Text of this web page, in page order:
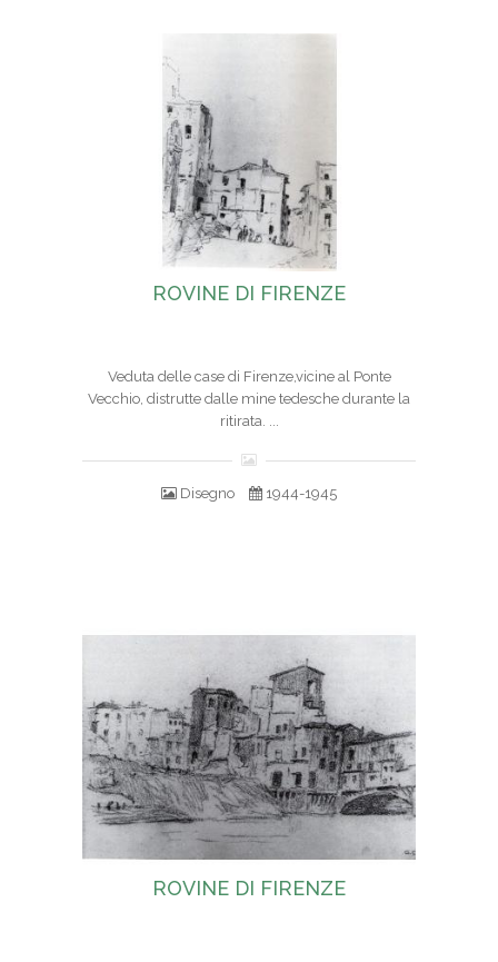
ROVINE DI FIRENZE
Veduta delle case di Firenze,vicine al Ponte
Vecchio, distrutte dalle mine tedesche durante la
ritirata. ...
Disegno 1944-1945
ROVINE DI FIRENZE